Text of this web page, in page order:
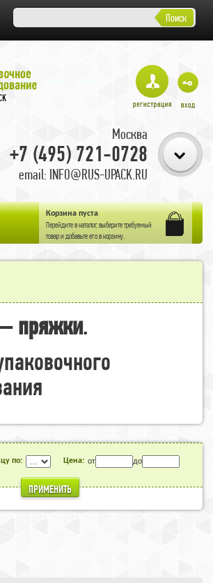
Поиск
Москва
+7 (495) 721-0728
email: INFO@RUS-UPACK.RU
Корзина пуста
Перейдите вкаталог, выберите требуемый
товар и добавьте его в корзину.
пряжки.
по: Цена: от до
ПРИМЕНИТЬ